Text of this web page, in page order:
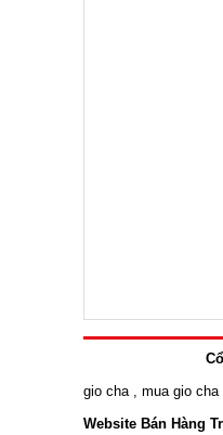
gio cha
mua gio cha
Website Bán Hàng